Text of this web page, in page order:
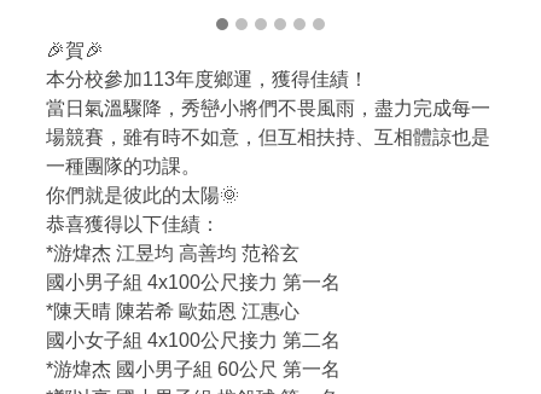
🎉賀🎉
本分校參加113年度鄉運，獲得佳績！
當日氣溫驟降，秀巒小將們不畏風雨，盡力完成每一
場競賽，雖有時不如意，但互相扶持、互相體諒也是
一種團隊的功課。
你們就是彼此的太陽🌞
恭喜獲得以下佳績：
*游煒杰 江昱均 高善均 范裕玄
國小男子組 4x100公尺接力 第一名
*陳天晴 陳若希 歐茹恩 江惠心
國小女子組 4x100公尺接力 第二名
*游煒杰 國小男子組 60公尺 第一名